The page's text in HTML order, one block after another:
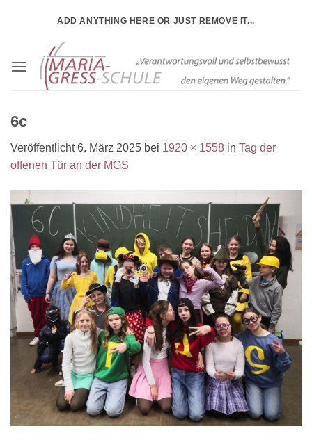
ADD ANYTHING HERE OR JUST REMOVE IT...
6c
Veröffentlicht6. März 2025 bei 1920 × 1558 in Tag der
offenen Tür an der MGS